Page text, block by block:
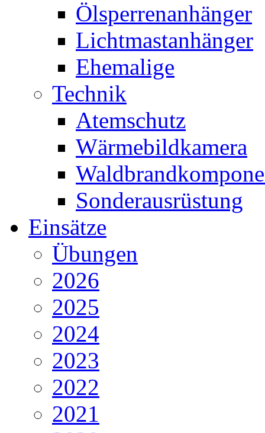
Ölsperrenanhänger
Lichtmastanhänger
Ehemalige
Technik
Atemschutz
Wärmebildkamera
Sonderausrüstung
Einsätze
Übungen
2026
2025
2024
2023
2022
2021